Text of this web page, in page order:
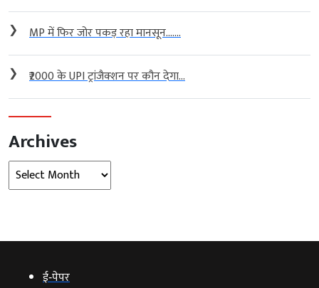
❯ MP में फिर जोर पकड़ रहा मानसून…....
❯ ₹2000 के UPI ट्रांजैक्शन पर कौन देगा...
Archives
Archives
ई‑पेपर